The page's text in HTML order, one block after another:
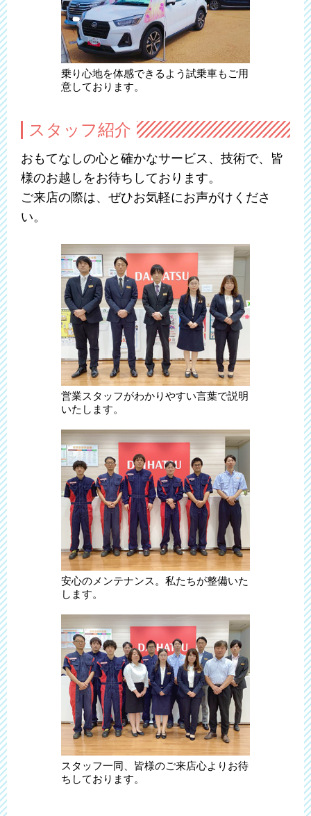
乗り心地を体感できるよう試乗車もご用
意しております。
スタッフ紹介
おもてなしの心と確かなサービス、技術で、皆
様のお越しをお待ちしております。
ご来店の際は、ぜひお気軽にお声がけくださ
い。
営業スタッフがわかりやすい言葉で説明
いたします。
安心のメンテナンス。私たちが整備いた
します。
スタッフ一同、皆様のご来店心よりお待
ちしております。